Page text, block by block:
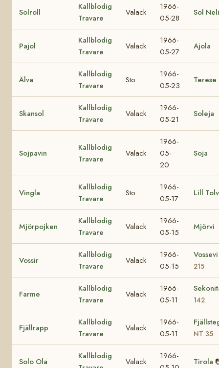
Solroll
Kallblodig
Travare
Valack
1966-
05-28
Sol Neli
Pajol
Kallblodig
Travare
Valack
1966-
05-27
Ajola
Älva
Kallblodig
Travare
Sto
1966-
05-23
Terese
Skansol
Kallblodig
Travare
Valack
1966-
05-21
Soleja
Sojpavin
Kallblodig
Travare
Valack
1966-
05-
20
Soja
Vingla
Kallblodig
Travare
Sto
1966-
05-17
Lill
Mjörpojken
Kallblodig
Travare
Valack
1966-
05-15
Mjörvi
Vossir
Kallblodig
Travare
Valack
1966-
05-15
215
Farme
Kallblodig
Travare
Valack
1966-
05-11
142
Fjällrapp
Kallblodig
Travare
Valack
1966-
05-11
NT 35
Solo Ola
Kallblodig
Valack
1966-
Tirola